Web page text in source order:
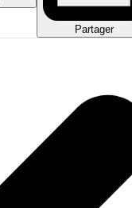
Partager